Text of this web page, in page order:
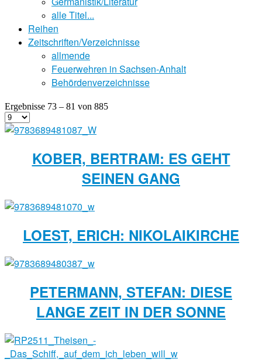
alle Titel...
Reihen
Zeitschriften/Verzeichnisse
allmende
Feuerwehren in Sachsen-Anhalt
Behördenverzeichnisse
Ergebnisse 73 – 81 von 885
KOBER, BERTRAM: ES GEHT
SEINEN GANG
LOEST, ERICH: NIKOLAIKIRCHE
PETERMANN, STEFAN: DIESE
LANGE ZEIT IN DER SONNE